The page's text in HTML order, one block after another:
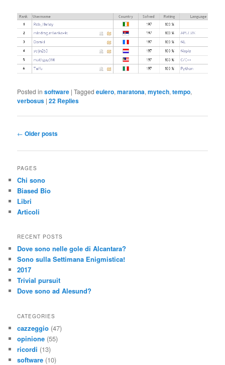
Posted in software |Tagged eulero,maratona,mytech,tempo,
verbosus |22 Replies
Post
← Older posts
PAGES
Chi sono
Biased Bio
Libri
Articoli
RECENT POSTS
Dove sono nelle gole di Alcantara?
Sono sulla Settimana Enigmistica!
2017
Trivial pursuit
Dove sono ad Alesund?
CATEGORIES
cazzeggio (47)
opinione (55)
ricordi (13)
software (10)